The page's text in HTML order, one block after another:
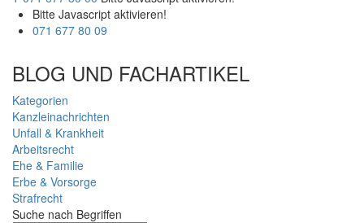
Bitte Javascript aktivieren!
071 677 80 09
BLOG UND FACHARTIKEL
Kategorien
Kanzleinachrichten
Unfall & Krankheit
Arbeitsrecht
Ehe & Familie
Erbe & Vorsorge
Strafrecht
Suche nach Begriffen